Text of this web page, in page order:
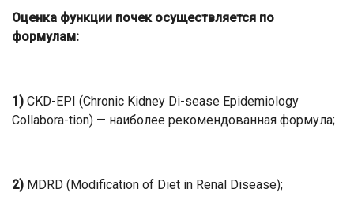
Оценка функции почек осуществляется по
формулам:
1) CKD-EPI (Chronic Kidney Di-sease Epidemiology
Collabora-tion) — наиболее рекомендованная формула;
2) MDRD (Modification of Diet in Renal Disease);